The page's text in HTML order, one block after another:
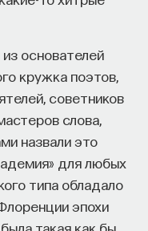
основателей
кружка поэтов,
советников
слова,
назвали это
для любых
типа обладало
эпохи
такая как бы